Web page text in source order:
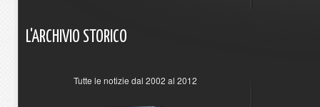
L'ARCHIVIO STORICO
Tutte le notizie dal 2002 al 2012